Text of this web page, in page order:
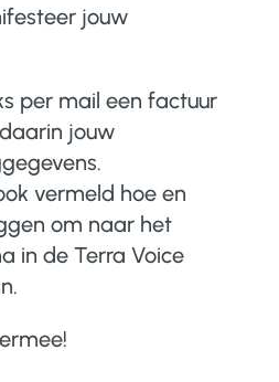
jouw
per mail een factuur
jouw
vermeld hoe en
om naar het
in de Terra Voice